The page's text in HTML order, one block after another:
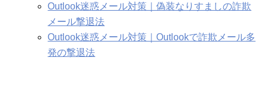
Outlook迷惑メール対策｜偽装なりすましの詐欺
メール撃退法
Outlook迷惑メール対策｜Outlookで詐欺メール多
発の撃退法